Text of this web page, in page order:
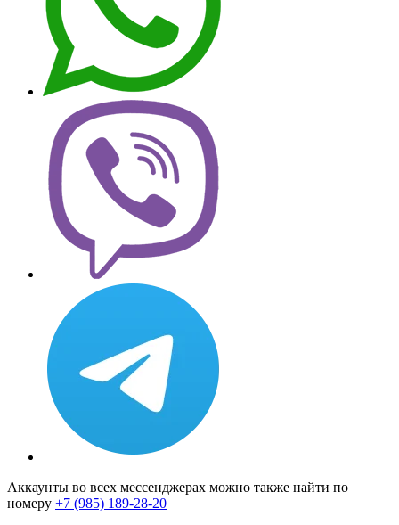
Аккаунты во всех мессенджерах можно также найти по
номеру +7 (985) 189-28-20